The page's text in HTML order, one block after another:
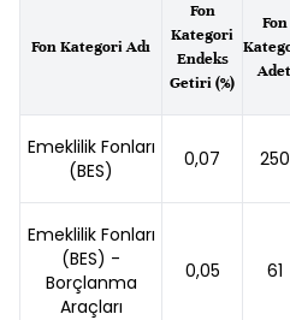
Fon Kategori Adı
Fon
Kategori
Endeks
Getiri (%)
Fon
Adet
Emeklilik Fonları
(BES)
0,07 250
Emeklilik Fonları
(BES) -
Borçlanma
Araçları
0,05 61